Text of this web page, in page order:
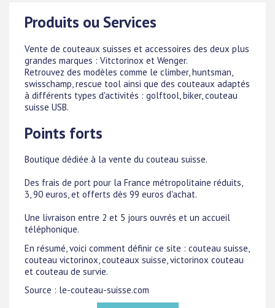
Produits ou Services
Vente de couteaux suisses et accessoires des deux plus
grandes marques : Vitctorinox et Wenger.
Retrouvez des modèles comme le climber, huntsman,
swisschamp, rescue tool ainsi que des couteaux adaptés
à différents types d'activités : golftool, biker, couteau
suisse USB.
Points forts
Boutique dédiée à la vente du couteau suisse.
Des frais de port pour la France métropolitaine réduits,
3, 90 euros, et offerts dès 99 euros d'achat.
Une livraison entre 2 et 5 jours ouvrés et un accueil
téléphonique.
En résumé, voici comment définir ce site : couteau suisse,
couteau victorinox, couteaux suisse, victorinox couteau
et couteau de survie.
Source : le-couteau-suisse.com